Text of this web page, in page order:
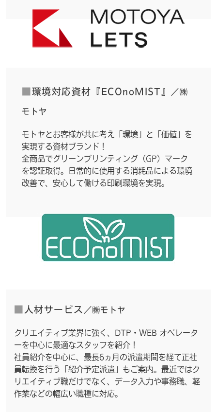
■環境対応資材『ECOnoMIST』
／㈱
モトヤ
モトヤとお客様が共に考え「環境」と「価値」を
実現する資材ブランド！
全商品でグリーンプリンティング（GP）マーク
を認証取得。日常的に使用する消耗品による環境
改善で、安心して働ける印刷環境を実現。
■ 人材サービス ／㈱モトヤ
クリエイティブ業界に強く、DTP・WEB オペレータ
ーを中心に最適なスタッフを紹介！
社員紹介を中心に、最長6ヵ月の派遣期間を経て正社
員転換を行う「紹介予定派遣」もご案内。最近ではク
リエイティブ職だけでなく、データ入力や事務職、軽
作業などの幅広い職種に対応。